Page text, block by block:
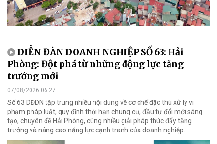
DIỄN ĐÀN DOANH NGHIỆP SỐ 63: Hải
Phòng: Đột phá từ những động lực tăng
trưởng mới
07/08/2026 06:27
Số 63 DĐDN tập trung nhiều nội dung về cơ chế đặc thù xử lý vi
phạm pháp luật, quy định thời hạn chung cư, đầu tư đổi mới sáng
tạo, chuyên đề Hải Phòng, cùng nhiều giải pháp thúc đẩy tăng
trưởng và nâng cao năng lực cạnh tranh của doanh nghiệp.